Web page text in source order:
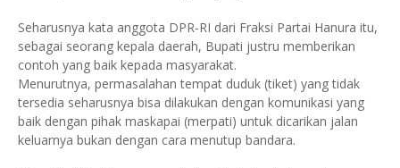
Seharusnya kata anggota DPR-RI dari Fraksi Partai Hanura itu,
sebagai seorang kepala daerah, Bupati justru memberikan
contoh yang baik kepada masyarakat.
Menurutnya, permasalahan tempat duduk (tiket) yang tidak
tersedia seharusnya bisa dilakukan dengan komunikasi yang
baik dengan pihak maskapai (merpati) untuk dicarikan jalan
keluarnya bukan dengan cara menutup bandara.